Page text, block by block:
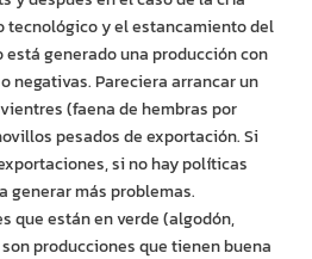
tecnológico y el estancamiento del
generado una producción con
negativas. Pareciera arrancar un
(faena de hembras por
pesados de exportación. Si
si no hay políticas
generar más problemas.
que están en verde (algodón,
producciones que tienen buena